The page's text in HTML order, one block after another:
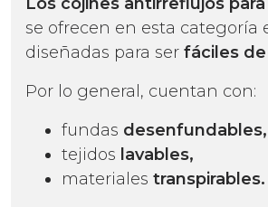
se ofrecen en esta categoría
diseñadas para ser fáciles
Por lo general, cuentan con:
fundas desenfundables,
tejidos lavables,
materiales transpirables.